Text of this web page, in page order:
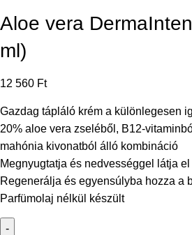
Aloe vera
ml)
12 560 Ft
Gazdag tápláló krém a különlegesen
20% aloe vera zseléből, B12-
mahónia kivonatból álló kombináció
Megnyugtatja és nedvességgel látja el
Regenerálja és egyensúlyba hozza a
Parfümolaj nélkül készült